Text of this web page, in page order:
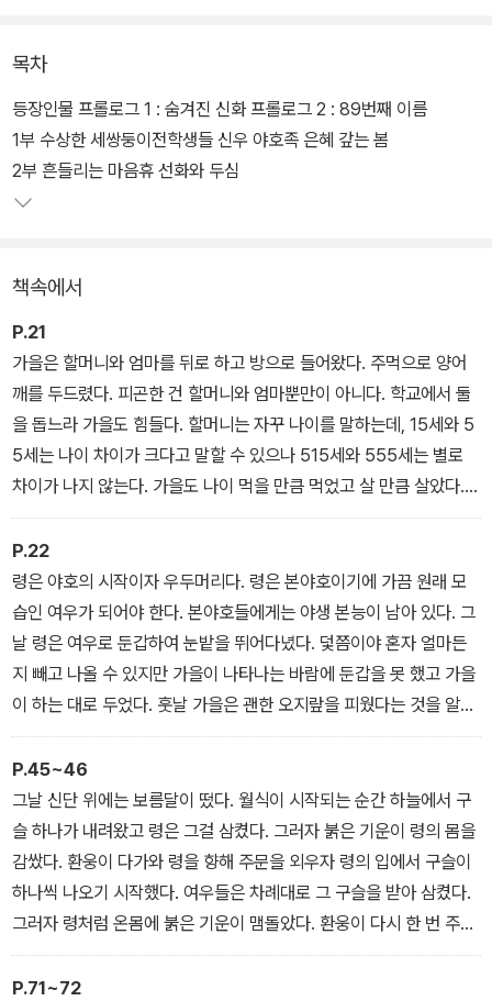
또한 '오늘의 만화상' <연의 편지>로 사랑받았던 조현아 작가가 일러
스트로 참여해 여우에서 인간이 된 야호족과 범에서 인간이 된 호랑
족의 세계를 매력적으로 보여 준다.
목차
등장인물 프롤로그 1 : 숨겨진 신화 프롤로그 2 : 89번째 이름
1부 수상한 세쌍둥이전학생들 신우 야호족 은혜 갚는 봄
2부 흔들리는 마음휴 선화와 두심
책속에서
P.21
가을은 할머니와 엄마를 뒤로 하고 방으로 들어왔다. 주먹으로 양어
깨를 두드렸다. 피곤한 건 할머니와 엄마뿐만이 아니다. 학교에서 둘
을 돕느라 가을도 힘들다. 할머니는 자꾸 나이를 말하는데, 15세와 5
5세는 나이 차이가 크다고 말할 수 있으나 515세와 555세는 별로
차이가 나지 않는다. 가을도 나이 먹을 만큼 먹었고 살 만큼 살았다.
하지만 한 번 손녀는 영원한 손녀, 한 번 딸은 영원한 딸이기에 어쩔
수 없다. 문제는 오백 년을 이렇게 살았다는 게 아니라 앞으로도 그럴
거라는 거다.
P.22
령은 야호의 시작이자 우두머리다. 령은 본야호이기에 가끔 원래 모
습인 여우가 되어야 한다. 본야호들에게는 야생 본능이 남아 있다. 그
날 령은 여우로 둔갑하여 눈밭을 뛰어다녔다. 덫쯤이야 혼자 얼마든
지 빼고 나올 수 있지만 가을이 나타나는 바람에 둔갑을 못 했고 가을
이 하는 대로 두었다. 훗날 가을은 괜한 오지랖을 피웠다는 것을 알았
다. 하지만 그 덕분에 령은 가을네 세 모녀를 살려 주었다. 야호는 한
번 입은 은혜는 절대 잊지 않는다는 철칙이 있다. 령은 죽어가는 세 모
녀를 살리기 위해 그들을 종야호로 만들었다. 령에게도 세 모녀에게
도 선택의 여지는 없었다. 그건 령을 살렸던 가을에게도 마찬가지였
다. 살릴까 말까가 아니라 살리는 것뿐이었다. 어쩌면 인생은 선택이
아닌 그냥 흘러가는 것인지도 모른다.
P.45~46
그날 신단 위에는 보름달이 떴다. 월식이 시작되는 순간 하늘에서 구
슬 하나가 내려왔고 령은 그걸 삼켰다. 그러자 붉은 기운이 령의 몸을
감쌌다. 환웅이 다가와 령을 향해 주문을 외우자 령의 입에서 구슬이
하나씩 나오기 시작했다. 여우들은 차례대로 그 구슬을 받아 삼켰다.
그러자 령처럼 온몸에 붉은 기운이 맴돌았다. 환웅이 다시 한 번 주문
을 외우자 여우들은 고통스러움에 몸을 뒤틀었다. 이대로 죽는 건가
싶을 때 모두 정신을 잃었다. 여우들이 다시 눈을 떴을 때는 월식이 끝
P.71~72